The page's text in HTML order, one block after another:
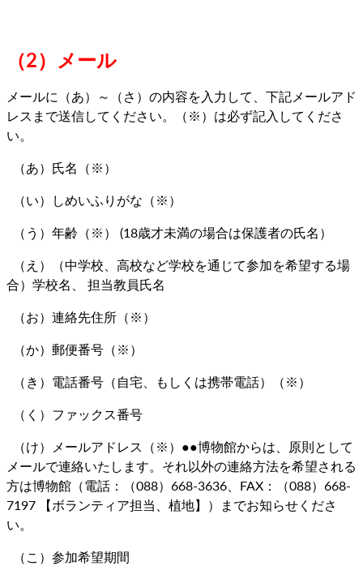
（2）メール
メールに（あ）～（さ）の内容を入力して、下記メールアド
レスまで送信してください。（※）は必ず記入してくださ
い。
（あ）氏名（※）
（い）しめいふりがな（※）
（う）年齢（※） (18歳才未満の場合は保護者の氏名）
（え）（中学校、高校など学校を通じて参加を希望する場
合）学校名、 担当教員氏名
（お）連絡先住所（※）
（か）郵便番号（※）
（き）電話番号（自宅、もしくは携帯電話）（※）
（く）ファックス番号
（け）メールアドレス（※）●●博物館からは、原則として
メールで連絡いたします。それ以外の連絡方法を希望される
方は博物館（電話：（088）668-3636、FAX：（088）668-
7197 【ボランティア担当、植地】）までお知らせくださ
い。
（こ）参加希望期間